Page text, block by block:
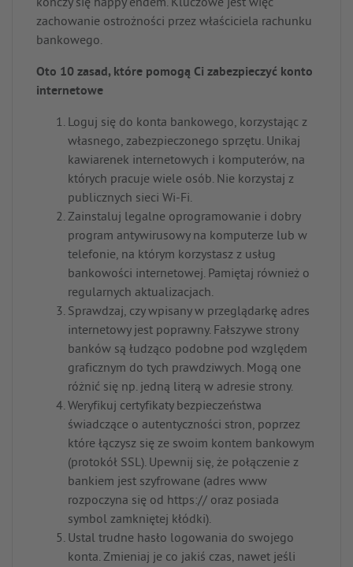
kończy się happy endem. Kluczowe jest więc
zachowanie ostrożności przez właściciela rachunku
bankowego.
Oto 10 zasad, które pomogą Ci zabezpieczyć konto
internetowe
Loguj się do konta bankowego, korzystając z
własnego, zabezpieczonego sprzętu. Unikaj
kawiarenek internetowych i komputerów, na
których pracuje wiele osób. Nie korzystaj z
publicznych sieci Wi-Fi.
Zainstaluj legalne oprogramowanie i dobry
program antywirusowy na komputerze lub w
telefonie, na którym korzystasz z usług
bankowości internetowej. Pamiętaj również o
regularnych aktualizacjach.
Sprawdzaj, czy wpisany w przeglądarkę adres
internetowy jest poprawny. Fałszywe strony
banków są łudząco podobne pod względem
graficznym do tych prawdziwych. Mogą one
różnić się np. jedną literą w adresie strony.
Weryfikuj certyfikaty bezpieczeństwa
świadczące o autentyczności stron, poprzez
które łączysz się ze swoim kontem bankowym
(protokół SSL). Upewnij się, że połączenie z
bankiem jest szyfrowane (adres www
rozpoczyna się od https:// oraz posiada
symbol zamkniętej kłódki).
Ustal trudne hasło logowania do swojego
konta. Zmieniaj je co jakiś czas, nawet jeśli